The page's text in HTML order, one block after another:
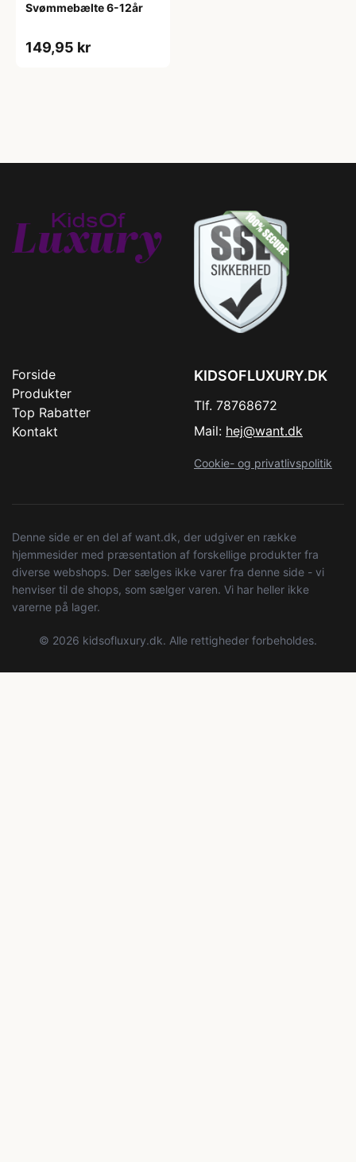
Svømmebælte 6-12år
149,95 kr
Forside
Produkter
Top Rabatter
Kontakt
KIDSOFLUXURY.DK
Tlf. 78768672
Mail: hej@want.dk
Cookie- og privatlivspolitik
Denne side er en del af want.dk, der udgiver en række
hjemmesider med præsentation af forskellige produkter fra
diverse webshops. Der sælges ikke varer fra denne side - vi
henviser til de shops, som sælger varen. Vi har heller ikke
varerne på lager.
© 2026 kidsofluxury.dk. Alle rettigheder forbeholdes.